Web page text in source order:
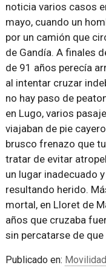
noticia varios casos
mayo, cuando un
por un camión que
de Gandía. A finales
de 91 años perecía
al intentar cruzar
no hay paso de
en Lugo, varios
viajaban de pie
brusco frenazo que
tratar de evitar
un lugar inadecuado
resultando herido.
mortal, en Lloret de
años que cruzaba
sin percatarse de
Publicado en: